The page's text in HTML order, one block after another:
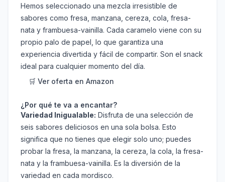
Hemos seleccionado una mezcla irresistible de
sabores como fresa, manzana, cereza, cola, fresa-
nata y frambuesa-vainilla. Cada caramelo viene con su
propio palo de papel, lo que garantiza una
experiencia divertida y fácil de compartir. Son el snack
ideal para cualquier momento del día.
🛒 Ver oferta en Amazon
¿Por qué te va a encantar?
Variedad Inigualable: Disfruta de una selección de
seis sabores deliciosos en una sola bolsa. Esto
significa que no tienes que elegir solo uno; puedes
probar la fresa, la manzana, la cereza, la cola, la fresa-
nata y la frambuesa-vainilla. Es la diversión de la
variedad en cada mordisco.